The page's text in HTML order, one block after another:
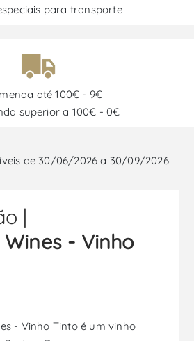
para transporte
até 100€ - 9€
superior a 100€ - 0€
de 30/06/2026 a 30/09/2026
|
- Vinho
- Vinho Tinto é um vinho